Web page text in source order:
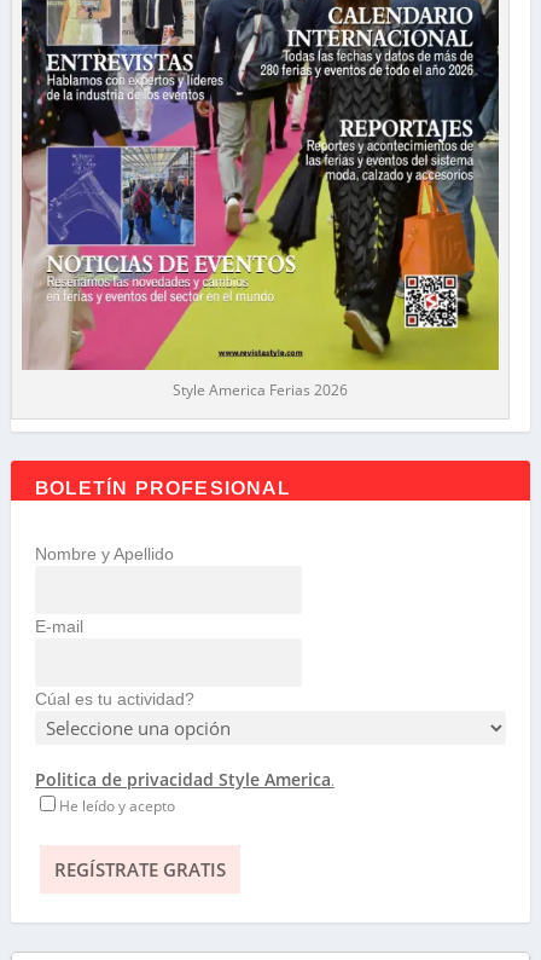
Style America Ferias 2026
BOLETÍN PROFESIONAL
Nombre y Apellido
E-mail
Cúal es tu actividad?
Politica de privacidad Style America.
He leído y acepto